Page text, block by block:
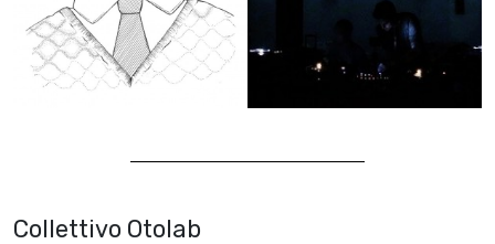
Collettivo Otolab